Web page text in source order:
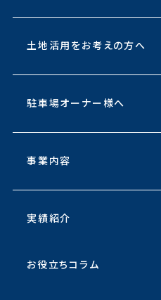
土地活用をお考えの方へ
駐車場オーナー様へ
事業内容
実績紹介
お役立ちコラム